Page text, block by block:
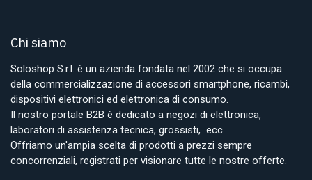
Chi siamo
Soloshop S.r.l. è un azienda fondata nel 2002 che si occupa
della commercializzazione di accessori smartphone, ricambi,
dispositivi elettronici ed elettronica di consumo.
Il nostro portale B2B è dedicato a negozi di elettronica,
laboratori di assistenza tecnica, grossisti, ecc..
Offriamo un'ampia scelta di prodotti a prezzi sempre
concorrenziali, registrati per visionare tutte le nostre offerte.